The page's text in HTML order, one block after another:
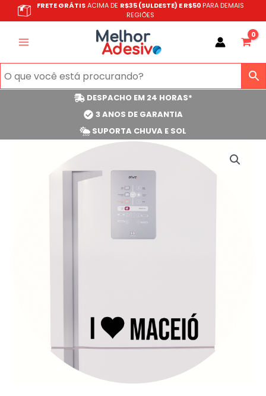
para
FRETE GRÁTISACIMA DE R$35 (SULDESTE) E R$50 PARA DEMAIS
REGIÕES
DESPACHO EM 24 HORAS*
3 ANOS DE GARANTIA
SUPORTA CHUVA E SOL